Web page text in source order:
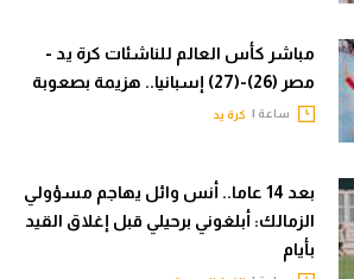
مباشر كأس العالم للناشئات كرة يد -
مصر (26)-(27) إسبانيا.. هزيمة بصعوبة
ساعة | كرة يد
بعد 14 عاما.. أنس وائل يهاجم مسؤولي
الزمالك: أبلغوني برحيلي قبل إغلاق القيد
بأيام